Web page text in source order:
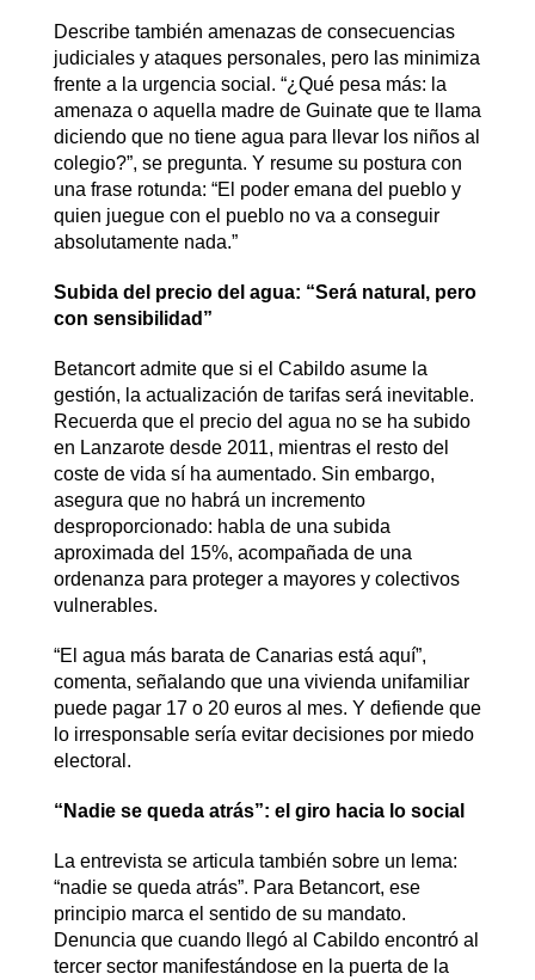
Describe también amenazas de consecuencias
judiciales y ataques personales, pero las minimiza
frente a la urgencia social. “¿Qué pesa más: la
amenaza o aquella madre de Guinate que te llama
diciendo que no tiene agua para llevar los niños al
colegio?”, se pregunta. Y resume su postura con
una frase rotunda: “El poder emana del pueblo y
quien juegue con el pueblo no va a conseguir
absolutamente nada.”
Subida del precio del agua: “Será natural, pero
con sensibilidad”
Betancort admite que si el Cabildo asume la
gestión, la actualización de tarifas será inevitable.
Recuerda que el precio del agua no se ha subido
en Lanzarote desde 2011, mientras el resto del
coste de vida sí ha aumentado. Sin embargo,
asegura que no habrá un incremento
desproporcionado: habla de una subida
aproximada del 15%, acompañada de una
ordenanza para proteger a mayores y colectivos
vulnerables.
“El agua más barata de Canarias está aquí”,
comenta, señalando que una vivienda unifamiliar
puede pagar 17 o 20 euros al mes. Y defiende que
lo irresponsable sería evitar decisiones por miedo
electoral.
“Nadie se queda atrás”: el giro hacia lo social
La entrevista se articula también sobre un lema:
“nadie se queda atrás”. Para Betancort, ese
principio marca el sentido de su mandato.
Denuncia que cuando llegó al Cabildo encontró al
tercer sector manifestándose en la puerta de la